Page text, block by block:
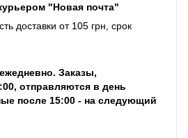
"Новая почта"
доставки от 105 грн, срок
Заказы,
отправляются в день
после 15:00 - на следующий